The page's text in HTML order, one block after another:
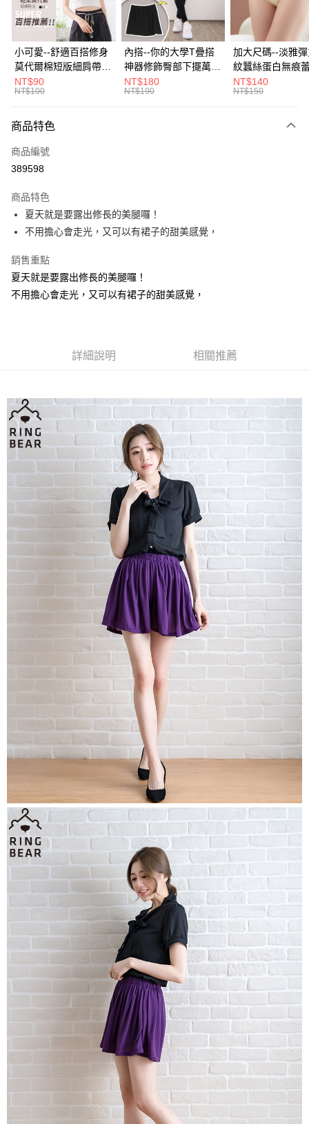
街口支付
悠遊付
Google Pay
全盈+PAY
大哥付你分期
【大哥付你分期使用說明】
1.本服務由台灣大哥大提供，台灣大哥大用戶可立即使用無須另外申請。
流程，驗證手機門號後，選擇欲分期的期數、繳款截止日，確認付款後即完
成交易。
3.實際核准額度、可分期數及費用金額請依後續交易確認頁面所載為準。
4.訂單成立30分鐘內，如未前往確認交易或遇審核未通過，訂單將自動取
法說明評估內容。
【繳款方式說明】
1.分期款項不併入電信帳單，「大哥付你分期」於每月結算日後寄送繳費提
醒簡訊。
1.本服務係由「台灣大哥大股份有限公司」（以下簡稱本公司）所提供，讓
資料（包含姓名、電話或地址）提供予台灣大哥大進項蒐集、處理及利用，
由本公司與您本人進行分期帳單所需資料之確認、核對及更正。
3.完整用戶服務條款，請詳閱以下連結：
https://oppay.tw/userRule
AFTEE先享後付
【關於「AFTEE先享後付」】
AFTEE先享後付是「在收到商品之後才付款」的支付方式。 讓您購物簡單
便利好安心！
１．簡單：不需註冊會員、不需綁卡、不需儲值。
３．安心：先確認商品／服務後，再付款。
【「AFTEE先享後付」結帳流程】
１．於結帳方式選擇「AFTEE先享後付」後，將跳轉至「AFTEE先享後付」
※ 請注意：結帳手續完成當下不需立刻繳費，但若您需要取消訂單，請聯絡
※ 交易是否成功請以「AFTEE先享後付 」之結帳頁面顯示為準，若有關於
是否繳費成功／繳費後需取消欲退款等相關疑問，請聯繫「AFTEE先享後付
客戶支援中心」 https://netprotections.freshdesk.com/support/home
【注意事項】
１．透過由恩沛科技股份有限公司提供之「AFTEE先享後付」服務完成之交
易，需依本服務之必要範圍內提供個人資料，並將交易相關給付款項請求債
權轉讓予恩沛科技股份有限公司。
２．關於個人資料處理事宜，請瀏覽以下網址：
https://aftee.tw/terms/#terms3
３．未成年的使用者請事先徵得法定代理人或監護人之同意方可使用
「AFTEE先享後付」，若未經同意申辦者引起之損失，本公司不負相關責
任。
４．使用「AFTEE先享後付」時，將依據個別帳號之用戶狀況，依本公司即
時審查核予不同之上限額度；若仍有額度不足之情形，本公司將視審查結果
請求用戶進行身份認證。
５．嚴禁一人註冊多個帳號或使用他人資訊註冊。若發現惡意使用之情形，
恩沛科技股份有限公司將有權停止該用戶之使用額度並採取法律行動。
ATM付款
全家取貨付款
每筆NT$70，滿NT$699(含以上)免運費
付款後7-11取貨
每筆NT$70，滿NT$699(含以上)免運費
宅配
每筆NT$100，滿NT$1,000(含以上)免運費
小可愛--舒適百搭修身
莫代爾棉短版細肩帶素
色背心(白.黑.灰L-2L)-
U582眼圈熊中大尺碼
NT$90
NT$100
內搭--你的大學T疊搭
神器修飾臀部下擺萬用
內搭裙/遮臀裙(黑2L-
6L)-Q155眼圈熊中大
NT$180
NT$190
加大尺碼--淡雅
紋蠶絲蛋白無痕
角內褲(白.粉.藍.
3L)-L28眼圈熊中
NT$140
NT$150
商品特色
商品編號
389598
商品特色
夏天就是要露出修長的美腿囉！
不用擔心會走光，又可以有裙子的甜美感覺，
銷售重點
夏天就是要露出修長的美腿囉！
不用擔心會走光，又可以有裙子的甜美感覺，
詳細說明 相關推薦